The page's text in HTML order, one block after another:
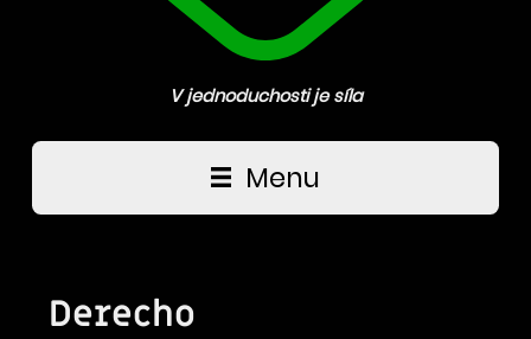
V jednoduchosti je síla
Hlavní navigace
Menu
Derecho